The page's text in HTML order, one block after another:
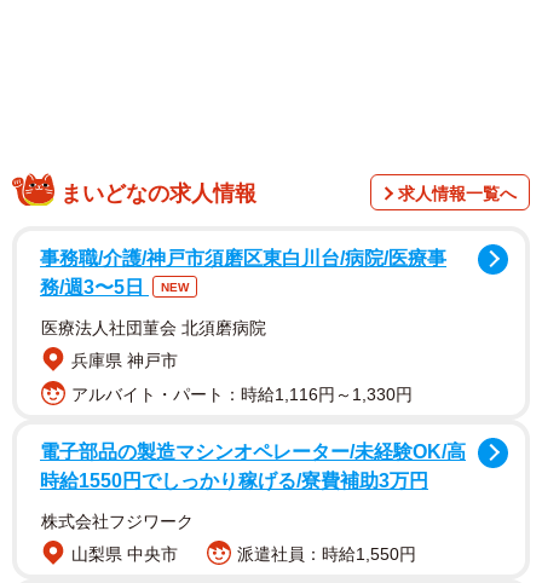
丼太郎となった店舗は経費節約のため「牛丼太郎」の「牛」の文字を無
理やり隠して「丼太郎」となったと言われている（隼のぶをさん提供）
まいどなの求人情報 求人情報一覧へ
事務職/介護/神戸市須磨区東白川台/病院/医療事
務/週3〜5日
NEW
医療法人社団菫会 北須磨病院
兵庫県 神戸市
アルバイト・パート：時給1,116円～1,330円
電子部品の製造マシンオペレーター/未経験OK/高
時給1550円でしっかり稼げる/寮費補助3万円
株式会社フジワーク
山梨県 中央市
派遣社員：時給1,550円